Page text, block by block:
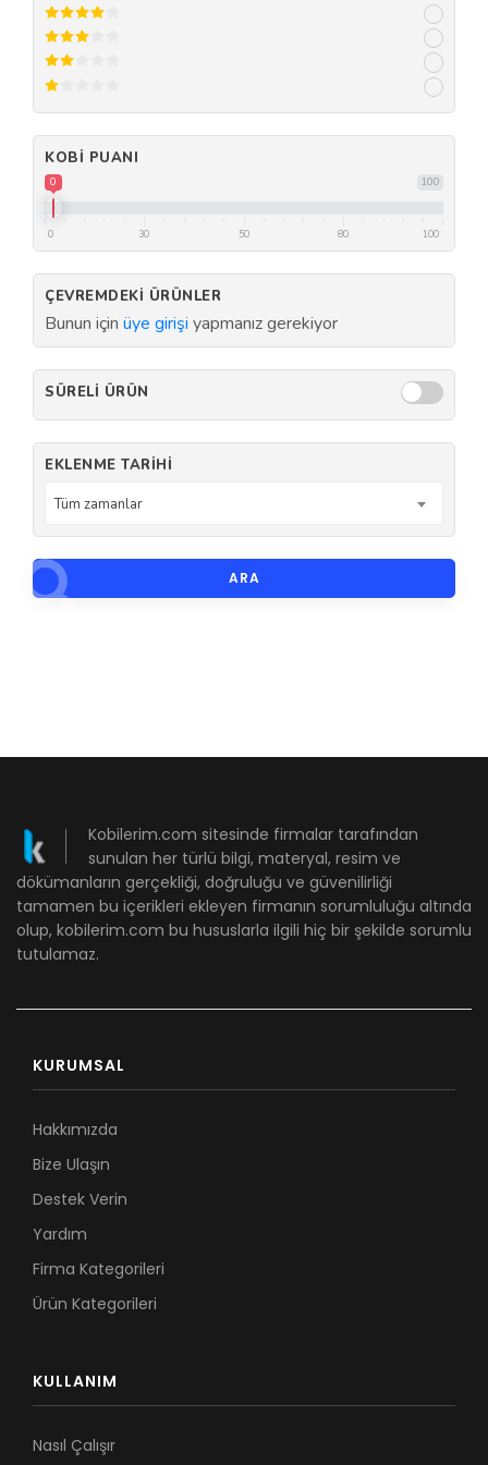
KOBI PUANI
100
0
0 30 50 80 100
ÇEVREMDEKI ÜRÜNLER
Bunun için üye girişi yapmanız gerekiyor
SÜRELI ÜRÜN
EKLENME TARIHI
Tüm zamanlar
ARA
Kobilerim.com sitesinde firmalar tarafından
sunulan her türlü bilgi, materyal, resim ve
dökümanların gerçekliği, doğruluğu ve güvenilirliği
tamamen bu içerikleri ekleyen firmanın sorumluluğu altında
olup, kobilerim.com bu hususlarla ilgili hiç bir şekilde sorumlu
tutulamaz.
KURUMSAL
Hakkımızda
Bize Ulaşın
Destek Verin
Yardım
Firma Kategorileri
Ürün Kategorileri
KULLANIM
Nasıl Çalışır